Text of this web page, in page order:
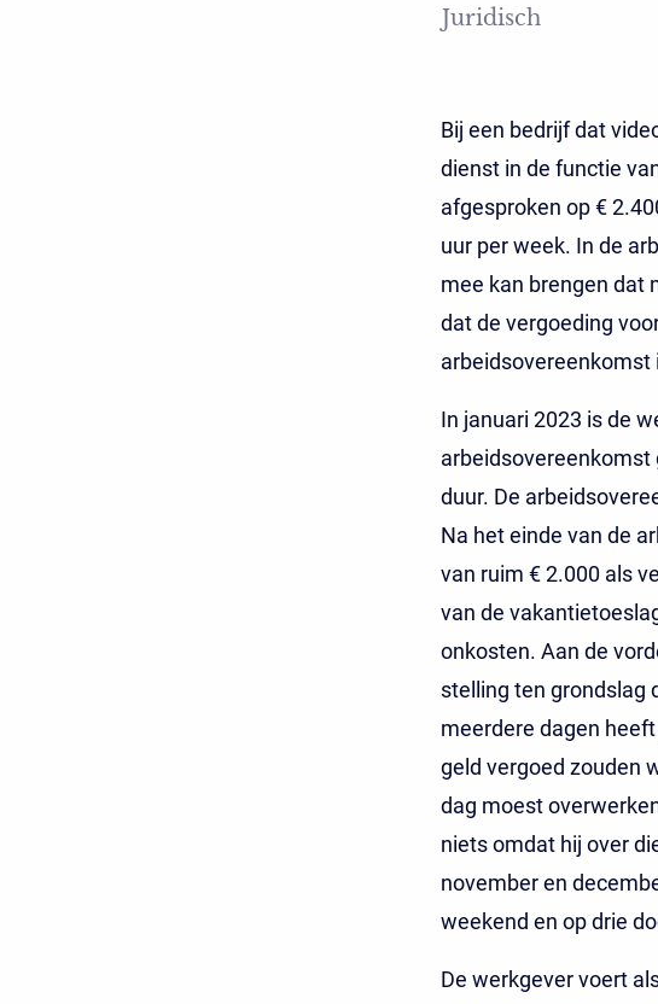
Juridisch
Bij een bedrijf dat
dienst in de functie
afgesproken op €
uur per week. In de
mee kan brengen dat
dat de vergoeding
arbeidsovereenkomst
In januari 2023 is de
arbeidsovereenkomst
duur. De
Na het einde van de
van ruim € 2.000 als
van de
onkosten. Aan de
stelling ten grondslag
meerdere dagen
geld vergoed zouden
dag moest
niets omdat hij over
november en
weekend en op drie
De werkgever voert